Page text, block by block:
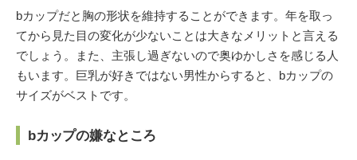
bカップだと胸の形状を維持することができます。年を取っ
てから見た目の変化が少ないことは大きなメリットと言える
でしょう。また、主張し過ぎないので奥ゆかしさを感じる人
もいます。巨乳が好きではない男性からすると、bカップの
サイズがベストです。
bカップの嫌なところ